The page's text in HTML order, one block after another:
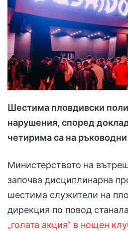
Шестима пловдивски
нарушения, според
четирима са на
Министерството на
започва дисциплинарна
шестима служители на
дирекция по повод
„голата акция“ в нощен